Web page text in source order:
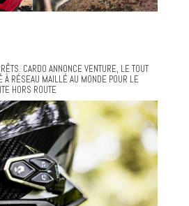
CARDO ANNONCE VENTURE, LE TOUT
À RÉSEAU MAILLÉ AU MONDE POUR LE
HORS ROUTE